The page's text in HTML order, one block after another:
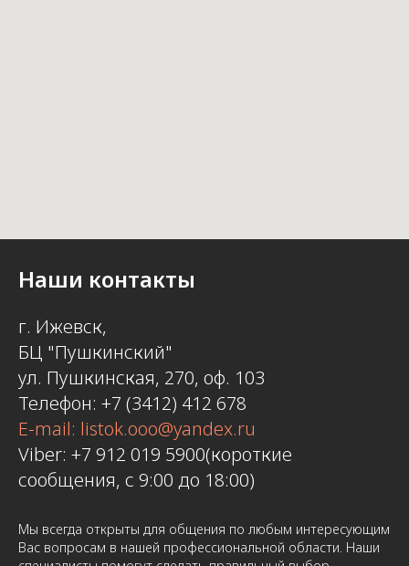
Наши контакты
г. Ижевск,
БЦ "Пушкинский"
ул. Пушкинская, 270, оф. 103
Телефон: +7 (3412) 412 678
E-mail: listok.ooo@yandex.ru
Viber: +7 912 019 5900(короткие
сообщения, с 9:00 до 18:00)
Мы всегда открыты для общения по любым интересующим
Вас вопросам в нашей профессиональной области. Наши